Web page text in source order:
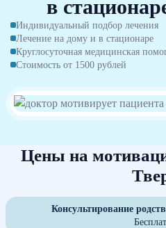
в
Индивидуальный подбор лечения
Лечение на дому и в стационаре
Круглосуточная медицинская
Стоимость от 1500 рублей
Цены на
Консультирование